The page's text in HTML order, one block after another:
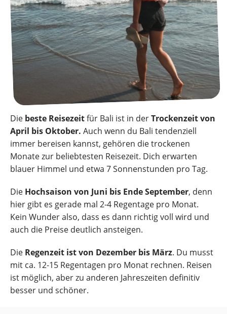
Die beste Reisezeitfür Bali ist in derTrockenzeit von
April bis Oktober. Auch wenn du Bali tendenziell
immer bereisen kannst, gehören die trockenen
Monate zur beliebtesten Reisezeit. Dich erwarten
blauer Himmel und etwa 7 Sonnenstunden pro Tag.
Die Hochsaison von Juni bis Ende September, denn
hier gibt es gerade mal 2-4 Regentage pro Monat.
Kein Wunder also, dass es dann richtig voll wird und
auch die Preise deutlich ansteigen.
Die Regenzeit ist von Dezember bis März. Du musst
mit ca. 12-15 Regentagen pro Monat rechnen. Reisen
ist möglich, aber zu anderen Jahreszeiten definitiv
besser und schöner.